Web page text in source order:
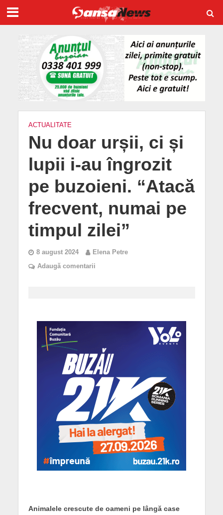
ACTUALITATE
Nu doar urșii, ci și
lupii i-au îngrozit
pe buzoieni. “Atacă
frecvent, numai pe
timpul zilei”
8 august 2024
Elena Petre
Adaugă comentarii
Animalele crescute de oameni pe lângă case